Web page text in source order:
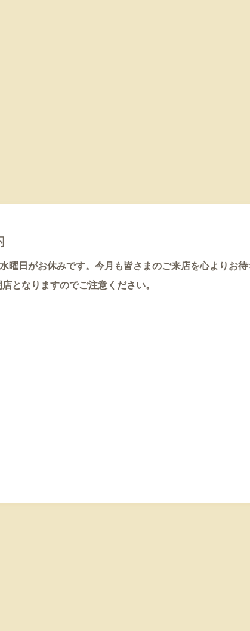
曜日がお休みです。今月も皆さまのご来店を心よりお待
となりますのでご注意ください。